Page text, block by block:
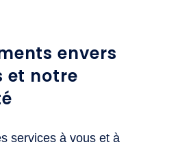
envers
et notre
services à vous et à